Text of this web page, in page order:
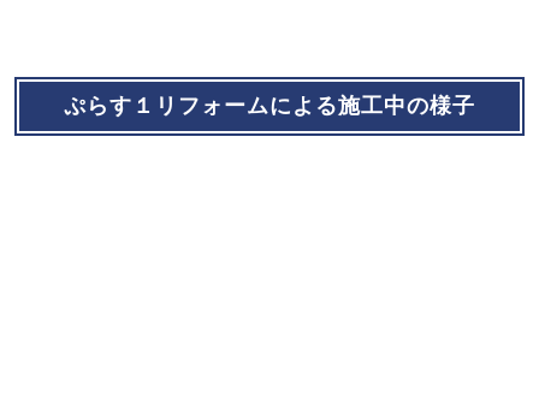
ぷらす１リフォームによる施工中の様子